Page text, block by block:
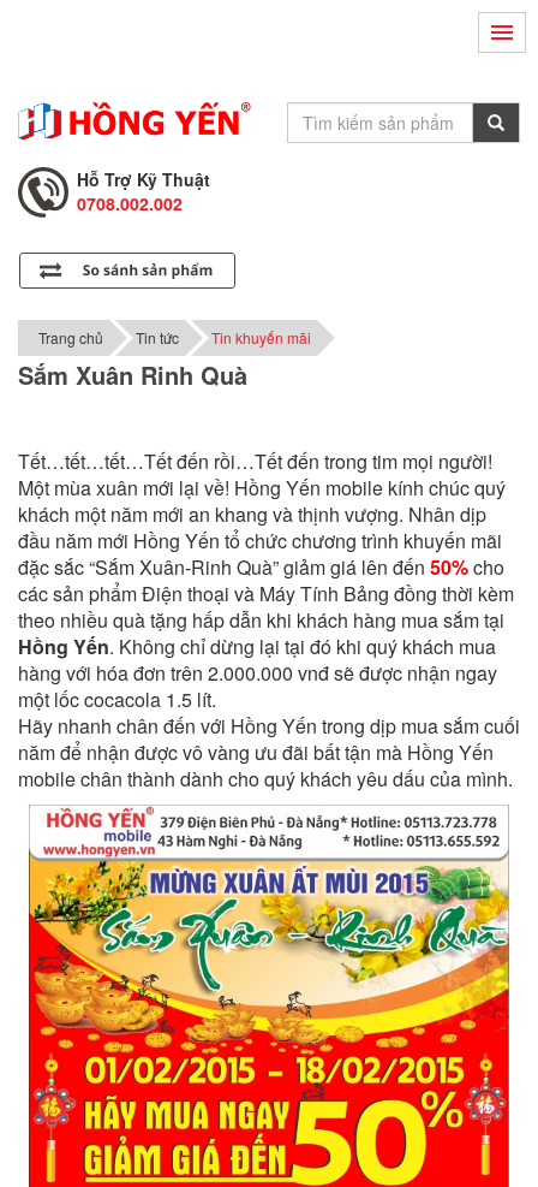
0708.001.001
Hỗ Trợ Kỹ Thuật
Tư Vấn Bán Hàng
0708.001.001
Trang chủ Tin tức Tin khuyến mãi
Sắm Xuân Rinh Quà
Tết…tết…tết…Tết đến rồi…Tết đến trong tim mọi người!
Một mùa xuân mới lại về! Hồng Yến mobile kính chúc quý
khách một năm mới an khang và thịnh vượng. Nhân dịp
đầu năm mới Hồng Yến tổ chức chương trình khuyến mãi
đặc sắc “Sắm Xuân-Rinh Quà” giảm giá lên đến 50%cho
các sản phẩm Điện thoại và Máy Tính Bảng đồng thời kèm
theo nhiều quà tặng hấp dẫn khi khách hàng mua sắm tại
Hồng Yến. Không chỉ dừng lại tại đó khi quý khách mua
hàng với hóa đơn trên 2.000.000 vnđ sẽ được nhận ngay
một lốc cocacola 1.5 lít.
Hãy nhanh chân đến với Hồng Yến trong dịp mua sắm cuối
năm để nhận được vô vàng ưu đãi bất tận mà Hồng Yến
mobile chân thành dành cho quý khách yêu dấu của mình.